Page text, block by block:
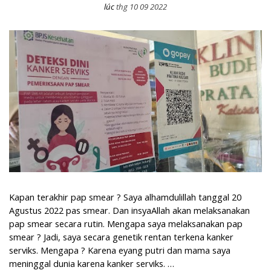
lúcthg 10 09 2022
Pengalaman Pap Smear di Klinik
Kapan terakhir pap smear ? Saya alhamdulillah tanggal 20
Agustus 2022 pas smear. Dan insyaAllah akan melaksanakan
pap smear secara rutin. Mengapa saya melaksanakan pap
smear ? Jadi, saya secara genetik rentan terkena kanker
serviks. Mengapa ? Karena eyang putri dan mama saya
meninggal dunia karena kanker serviks. …